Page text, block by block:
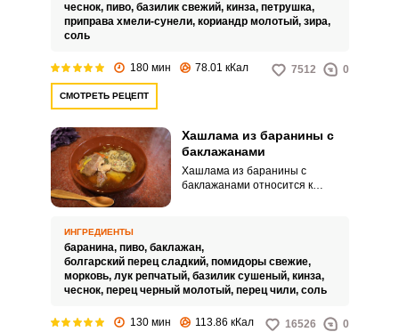
чеснок, пиво, базилик свежий, кинза, петрушка,
приправа хмели-сунели, кориандр молотый, зира,
соль
180 мин 78.01 кКал 7512 0
СМОТРЕТЬ РЕЦЕПТ
Хашлама из баранины с
баклажанами
Хашлама из баранины с
баклажанами относится к
ароматы приправ и специй и не
разваривается при длительном
тушении.
ИНГРЕДИЕНТЫ
баранина, пиво, баклажан,
болгарский перец сладкий, помидоры свежие,
морковь, лук репчатый, базилик сушеный, кинза,
чеснок, перец черный молотый, перец чили, соль
130 мин 113.86 кКал 16526 0